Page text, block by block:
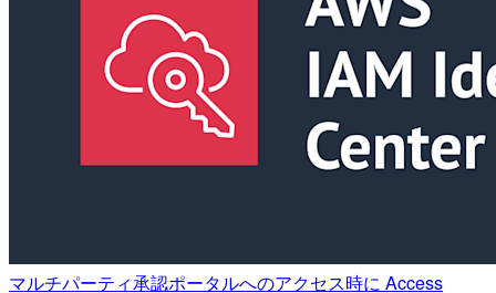
マルチパーティ承認ポータルへのアクセス時に Access